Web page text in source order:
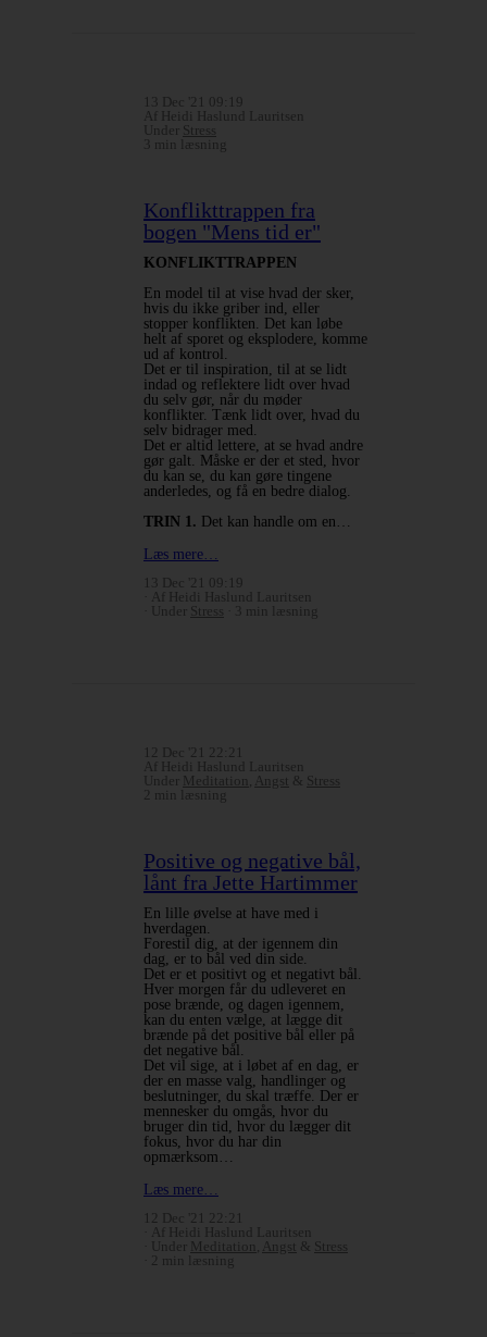
13 Dec '21 09:19
Af Heidi Haslund Lauritsen
Under Stress
3 min læsning
Konflikttrappen fra
bogen "Mens tid er"
KONFLIKTTRAPPEN
En model til at vise hvad der sker,
hvis du ikke griber ind, eller
stopper konflikten. Det kan løbe
helt af sporet og eksplodere, komme
ud af kontrol.
Det er til inspiration, til at se lidt
indad og reflektere lidt over hvad
du selv gør, når du møder
konflikter. Tænk lidt over, hvad du
selv bidrager med.
Det er altid lettere, at se hvad andre
gør galt. Måske er der et sted, hvor
du kan se, du kan gøre tingene
anderledes, og få en bedre dialog.
TRIN 1. Det kan handle om en…
Læs mere…
13 Dec '21 09:19
Af Heidi Haslund Lauritsen
Under Stress 3 min læsning
12 Dec '21 22:21
Af Heidi Haslund Lauritsen
Under Meditation Angst & Stress
2 min læsning
Positive og negative bål,
lånt fra Jette Hartimmer
En lille øvelse at have med i
hverdagen.
Forestil dig, at der igennem din
dag, er to bål ved din side.
Det er et positivt og et negativt bål.
Hver morgen får du udleveret en
pose brænde, og dagen igennem,
kan du enten vælge, at lægge dit
brænde på det positive bål eller på
det negative bål.
Det vil sige, at i løbet af en dag, er
der en masse valg, handlinger og
beslutninger, du skal træffe. Der er
mennesker du omgås, hvor du
bruger din tid, hvor du lægger dit
fokus, hvor du har din
opmærksom…
Læs mere…
12 Dec '21 22:21
Af Heidi Haslund Lauritsen
Under Meditation Angst & Stress
2 min læsning